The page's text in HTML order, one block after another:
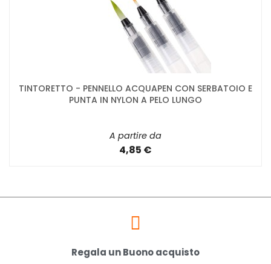
TINTORETTO - PENNELLO ACQUAPEN CON SERBATOIO E
PUNTA IN NYLON A PELO LUNGO
A partire da
4,85 €
Regala un Buono acquisto